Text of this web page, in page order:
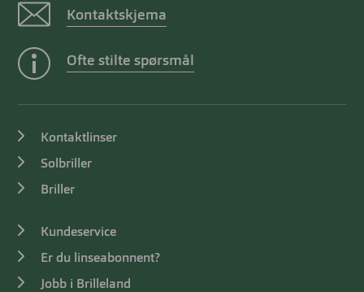
Kontaktskjema
Ofte stilte spørsmål
Kontaktlinser
Solbriller
Briller
Kundeservice
Er du linseabonnent?
Jobb i Brilleland